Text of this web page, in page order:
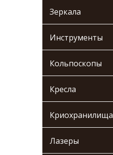
Зеркала
Инструменты
Кольпоскопы
Кресла
Криохранилища
Лазеры